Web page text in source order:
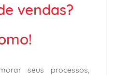
vendas?
seus processos,